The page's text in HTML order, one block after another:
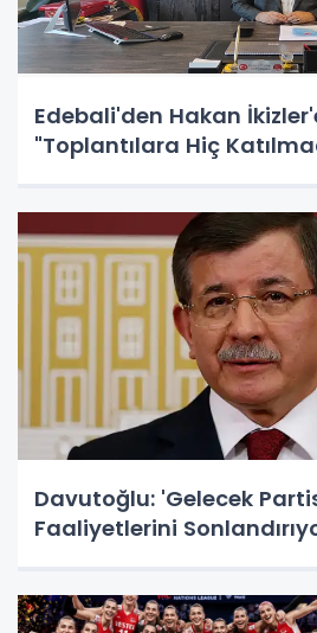
Edebali'den Hakan
"Toplantılara Hiç
Davutoğlu: 'Gelecek
Faaliyetlerini